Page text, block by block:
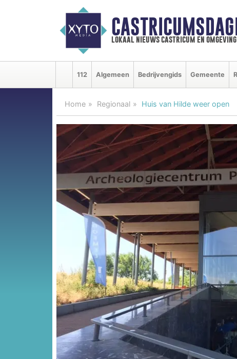
lokaal nieuws castricum en omgeving
112 Algemeen Bedrijvengids Gemeente
Home Regionaal Huis van Hilde weer open